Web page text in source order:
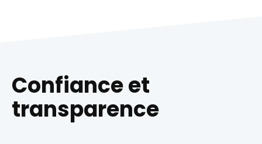
Confiance et
transparence